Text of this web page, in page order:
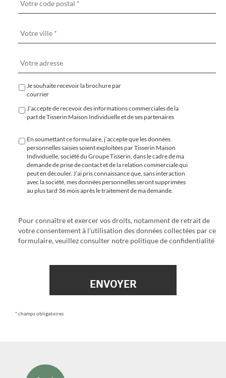
Je souhaite recevoir la brochure par
courrier
J’accepte de recevoir des informations commerciales de la
part de Tisserin Maison Individuelle et de ses partenaires
En soumettant ce formulaire, j’accepte que les données
personnelles saisies soient exploitées par Tisserin Maison
Individuelle, société du Groupe Tisserin, dans le cadre de ma
demande de prise de contact et de la relation commerciale qui
peut en découler. J’ai pris connaissance que, sans interaction
avec la société, mes données personnelles seront supprimées
au plus tard 36 mois après le traitement de ma demande.
Pour connaître et exercer vos droits, notamment de retrait de
votre consentement à l’utilisation des données collectées par ce
formulaire, veuillez consulter notre politique de confidentialité
* champs obligatoires